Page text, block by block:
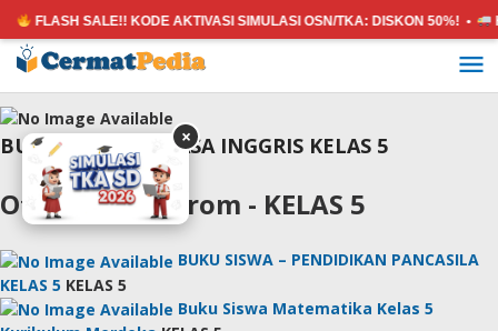
Lewati
ke
konten
FLASH SALE!! KODE AKTIVASI SIMULASI OSN/TKA:DISKON 50%! •
BUKU SISWA-BAHASA INGGRIS KELAS 5
Other Books From - KELAS 5
BUKU SISWA – PENDIDIKAN PANCASILA
KELAS 5 KELAS 5
Buku Siswa Matematika Kelas 5
×